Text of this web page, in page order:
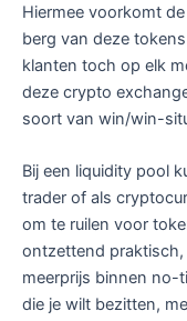
Hiermee voorkomt
berg van deze
klanten toch op elk
deze crypto
soort van win/win-
Bij een liquidity pool
trader of als
om te ruilen voor
ontzettend praktisch,
meerprijs binnen no-
die je wilt bezitten,